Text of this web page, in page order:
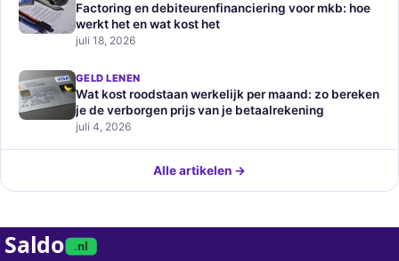
Factoring en debiteurenfinanciering voor mkb: hoe
werkt het en wat kost het
juli 18, 2026
GELD LENEN
Wat kost roodstaan werkelijk per maand: zo bereken
je de verborgen prijs van je betaalrekening
juli 4, 2026
Alle artikelen →
Saldo .nl